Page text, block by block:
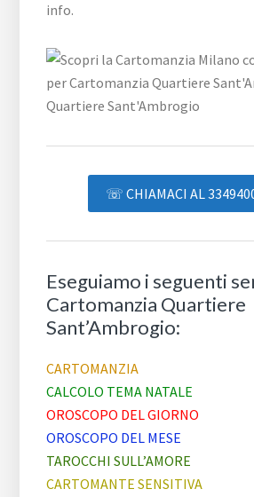
info.
☏ CHIAMACI AL
Eseguiamo i seguenti
Cartomanzia Quartiere
Sant’Ambrogio:
CARTOMANZIA
CALCOLO TEMA NATALE
OROSCOPO DEL GIORNO
OROSCOPO DEL MESE
TAROCCHI SULL’AMORE
CARTOMANTE SENSITIVA